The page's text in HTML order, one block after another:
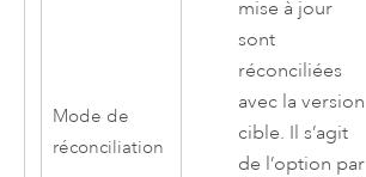
Mode de
réconciliation
mise à jour
sont
réconciliées
avec la version
cible. Il s’agit
de l’option par